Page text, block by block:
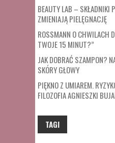
BEAUTY LAB – SKŁADNIKI
ZMIENIAJĄ PIELĘGNACJĘ
ROSSMANN O CHWILACH
TWOJE 15 MINUT?”
JAK DOBRAĆ SZAMPON?
SKÓRY GŁOWY
PIĘKNO Z UMIAREM.
FILOZOFIA AGNIESZKI
TAGI